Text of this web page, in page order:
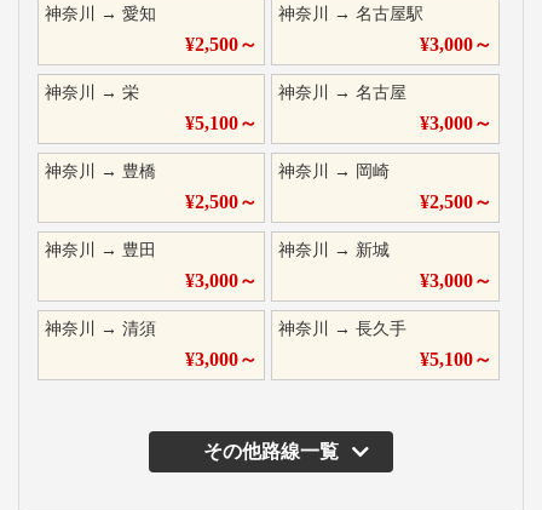
神奈川 → 愛知
¥2,500～
神奈川 →名古屋駅
¥3,000～
神奈川 → 栄
¥5,100～
神奈川 →名古屋
¥3,000～
神奈川 → 豊橋
¥2,500～
神奈川 → 岡崎
¥2,500～
神奈川 → 豊田
¥3,000～
神奈川 → 新城
¥3,000～
神奈川 → 清須
¥3,000～
神奈川 →長久手
¥5,100～
その他路線一覧